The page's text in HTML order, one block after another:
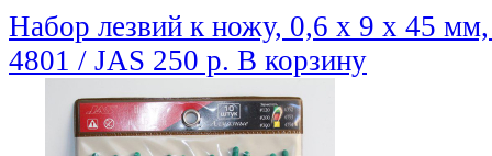
Набор лезвий к ножу, 0,6 х 9 х 45
4801 / JAS 250 р. В корзину